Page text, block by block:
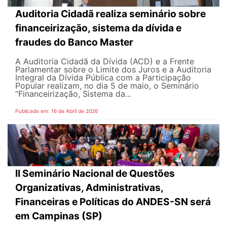
Auditoria Cidadã realiza seminário sobre
financeirização, sistema da dívida e
fraudes do Banco Master
A Auditoria Cidadã da Dívida (ACD) e a Frente
Parlamentar sobre o Limite dos Juros e a Auditoria
Integral da Dívida Pública com a Participação
Popular realizam, no dia 5 de maio, o Seminário
“Financeirização, Sistema da...
Publicado em: 16 de Abril de 2026
II Seminário Nacional de Questões
Organizativas, Administrativas,
Financeiras e Políticas do ANDES-SN será
em Campinas (SP)